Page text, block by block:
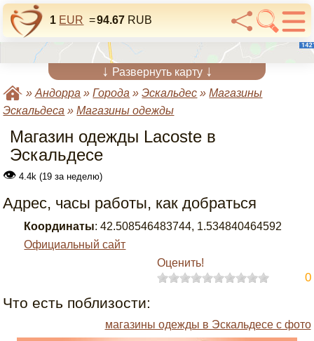
1 EUR =94.67 RUB
↓ Развернуть карту ↓
»Андорра »Города »Эскальдес »Магазины
Эскальдеса »Магазины одежды
Магазин одежды Lacoste в
Эскальдесе
👁 4.4k (19 за неделю)
Адрес, часы работы, как добраться
Координаты: 42.508546483744, 1.534840464592
Официальный сайт
Оценить!
0
Что есть поблизости:
магазины одежды в Эскальдесе с фото